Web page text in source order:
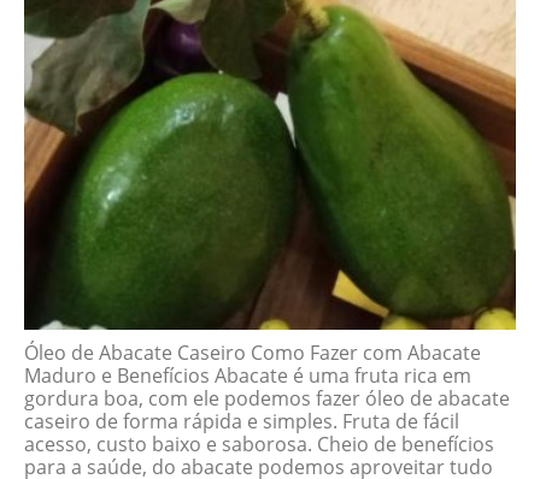
Óleo de Abacate Caseiro Como Fazer com Abacate
Maduro e Benefícios Abacate é uma fruta rica em
gordura boa, com ele podemos fazer óleo de abacate
caseiro de forma rápida e simples. Fruta de fácil
acesso, custo baixo e saborosa. Cheio de benefícios
para a saúde, do abacate podemos aproveitar tudo